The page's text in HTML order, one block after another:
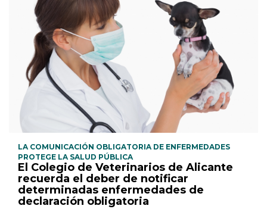
LA COMUNICACIÓN OBLIGATORIA DE ENFERMEDADES
PROTEGE LA SALUD PÚBLICA
El Colegio de Veterinarios de Alicante
recuerda el deber de notificar
determinadas enfermedades de
declaración obligatoria